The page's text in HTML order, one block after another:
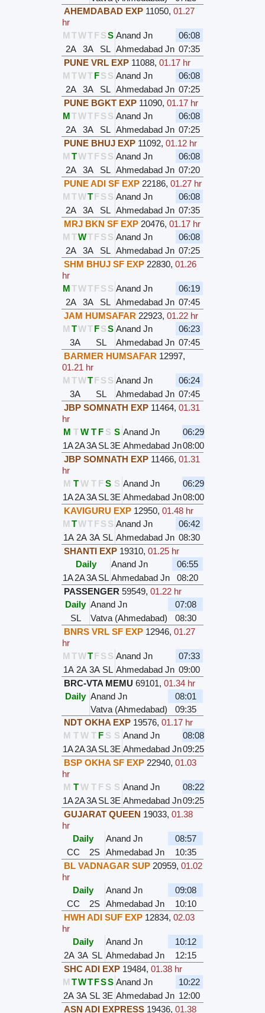
AHEMDABAD EXP 11050,01.27
hr
M TWTFS S Anand Jn
06:08
2A
3A SL Ahmedabad Jn 07:35
PUNE VRL EXP 11088,01.17 hr
M TWTFS S Anand Jn
06:08
2A
3A SL Ahmedabad Jn 07:25
PUNE BGKT EXP 11090,01.17 hr
M TWTFS S Anand Jn
06:08
2A
3A SL Ahmedabad Jn 07:25
PUNE BHUJ EXP 11092,01.12 hr
M TWTFS S Anand Jn
06:08
2A
3A SL Ahmedabad Jn 07:20
PUNE ADI SF EXP 22186,01.27 hr
M TWTFS S Anand Jn
06:08
2A
3A SL Ahmedabad Jn 07:35
MRJ BKN SF EXP 20476,01.17 hr
M TWTFS S Anand Jn
06:08
2A
3A SL Ahmedabad Jn 07:25
SHM BHUJ SF EXP 22830,01.26
hr
M TWTFS S Anand Jn
06:19
2A
3A SL Ahmedabad Jn 07:45
JAM HUMSAFAR 22923,01.22 hr
M TWTFS S Anand Jn
06:23
3A
SL Ahmedabad Jn 07:45
BARMER HUMSAFAR 12997,
01.21 hr
M TWTFS S Anand Jn
06:24
3A
SL Ahmedabad Jn 07:45
JBP SOMNATH EXP 11464,01.31
hr
M T W T F S S Anand Jn
06:29
1A2A3ASL3E Ahmedabad Jn08:00
JBP SOMNATH EXP 11466,01.31
hr
M T W T F S S Anand Jn
06:29
1A2A3ASL3E Ahmedabad Jn08:00
KAVIGURU EXP 12950,01.48 hr
M TWTFS S Anand Jn
06:42
1A 2A 3A SL Ahmedabad Jn 08:30
SHANTI EXP 19310,01.25 hr
Daily
Anand Jn
06:55
1A2A3ASL Ahmedabad Jn
08:20
PASSENGER 59549,01.22 hr
Daily Anand Jn
07:08
SL
Vatva (Ahmedabad)
08:30
BNRS VRL SF EXP 12946,01.27
hr
M TWTFS S Anand Jn
07:33
1A 2A 3A SL Ahmedabad Jn 09:00
BRC-VTA MEMU 69101,01.34 hr
Daily Anand Jn
08:01
Vatva (Ahmedabad)
09:35
NDT OKHA EXP 19576,01.17 hr
M T W T F S S Anand Jn
08:08
1A2A3ASL3E Ahmedabad Jn09:25
BSP OKHA SF EXP 22940,01.03
hr
M T W T F S S Anand Jn
08:22
1A2A3ASL3E Ahmedabad Jn09:25
GUJARAT QUEEN 19033,01.38
hr
Daily
Anand Jn
08:57
CC
2S Ahmedabad Jn
10:35
BL VADNAGAR SUP 20959,01.02
hr
Daily
Anand Jn
09:08
CC
2S Ahmedabad Jn
10:10
HWH ADI SUF EXP 12834,02.03
hr
Daily
Anand Jn
10:12
2A 3A SL Ahmedabad Jn
12:15
SHC ADI EXP 19484,01.38 hr
M TWTFSS Anand Jn
10:22
2A 3A SL 3E Ahmedabad Jn 12:00
ASN ADI EXPRESS 19436,01.38